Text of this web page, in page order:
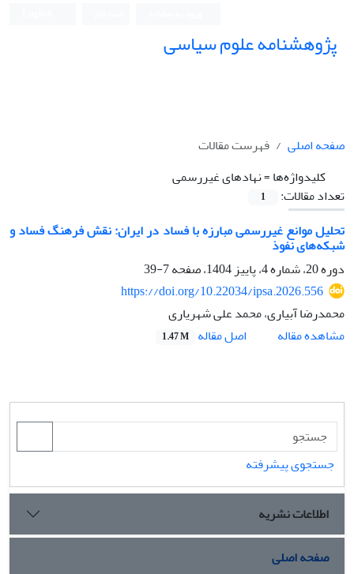
پژوهشنامه علوم سیاسی
صفحه اصلی
فهرست مقالات
کلیدواژه‌ها =نهادهای غیررسمی
تعداد مقالات:
1
تحلیل موانع غیررسمی مبارزه با فساد در ایران: نقش فرهنگ فساد و
شبکه‌های نفوذ
دوره 20، شماره 4، پاییز 1404، صفحه
7-39
https://doi.org/10.22034/ipsa.2026.556
محمدرضا آبیاری، محمد علی شهریاری
مشاهده مقاله
اصل مقاله 1.47 M
جستجوی پیشرفته
اطلاعات نشریه
صفحه اصلی